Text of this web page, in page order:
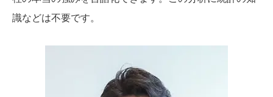
識などは不要です。